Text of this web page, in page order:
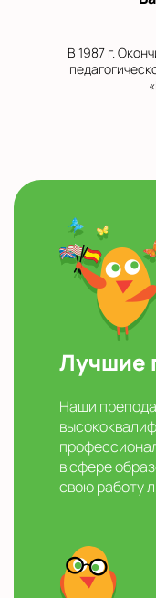
В 1987 г.
Лучшие
Наши
в сфере
свою работу